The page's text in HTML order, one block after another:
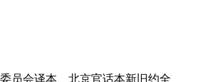
员会译本、北京官话本新旧约全